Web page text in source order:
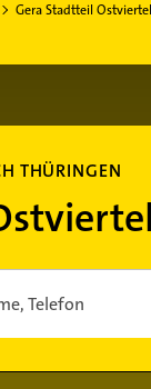
Gera Stadtteil Ostviertel
THÜRINGEN
Telefon